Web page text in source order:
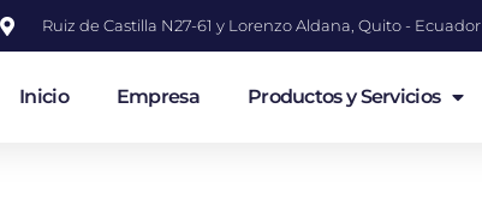
Ruiz de Castilla N27-61 y Lorenzo Aldana, Quito - Ecuador
Inicio Empresa Productos y Servicios